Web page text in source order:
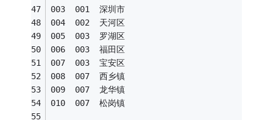
003  001  深圳市
004  002  天河区
005  003  罗湖区
006  003  福田区
007  003  宝安区
008  007  西乡镇
009  007  龙华镇
010  007  松岗镇